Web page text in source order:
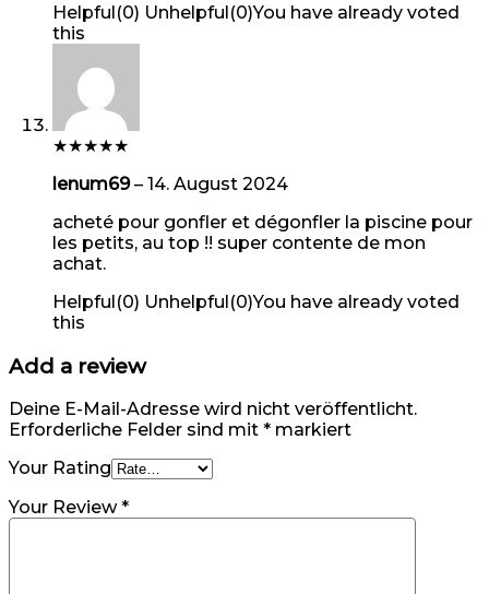
Helpful(0) Unhelpful(0)You have already voted
this
★★★★★
lenum69– 14. August 2024
acheté pour gonfler et dégonfler la piscine pour
les petits, au top !! super contente de mon
achat.
Helpful(0) Unhelpful(0)You have already voted
this
Add a review
Deine E-Mail-Adresse wird nicht veröffentlicht.
Erforderliche Felder sind mit * markiert
Your Rating
Your Review*